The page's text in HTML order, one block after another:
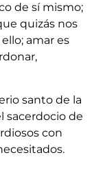
de sí mismo;
quizás nos
amar es
santo de la
sacerdocio de
con